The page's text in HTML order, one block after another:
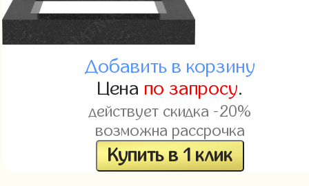
Добавить в корзину
Цена по запросу.
действует скидка -20%
возможна рассрочка
Купить в 1 клик